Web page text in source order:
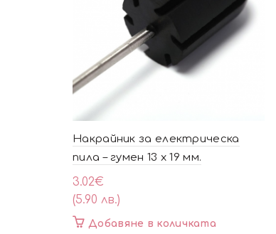
Накрайник за електрическа
пила – гумен 13 х 19 мм.
3.02€
(5.90 лв.)
Добавяне в количката